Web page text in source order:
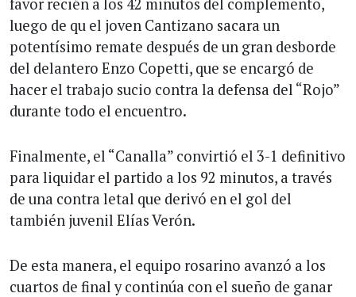
favor recién a los 42 minutos del complemento,
luego de qu el joven Cantizano sacara un
potentísimo remate después de un gran desborde
del delantero Enzo Copetti, que se encargó de
hacer el trabajo sucio contra la defensa del “Rojo”
durante todo el encuentro.
Finalmente, el “Canalla” convirtió el 3-1 definitivo
para liquidar el partido a los 92 minutos, a través
de una contra letal que derivó en el gol del
también juvenil Elías Verón.
De esta manera, el equipo rosarino avanzó a los
cuartos de final y continúa con el sueño de ganar